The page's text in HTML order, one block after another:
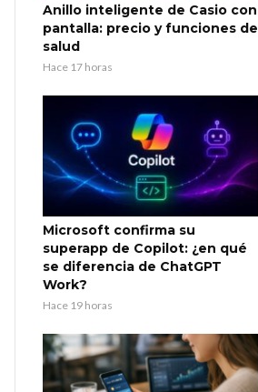
Anillo inteligente de Casio con
pantalla: precio y funciones de
salud
Hace 17 horas
Microsoft confirma su
superapp de Copilot: ¿en qué
se diferencia de ChatGPT
Work?
Hace 19 horas